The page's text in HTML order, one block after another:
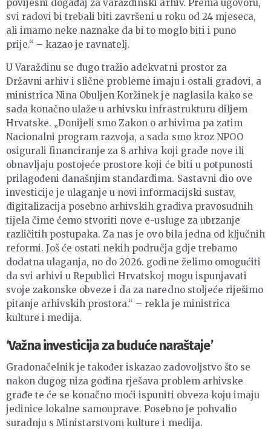
povijesni događaj za varaždinski arhiv. Prema ugovoru,
svi radovi bi trebali biti završeni u roku od 24 mjeseca,
ali imamo neke naznake da bi to moglo biti i puno
prije.“ – kazao je ravnatelj.
U Varaždinu se dugo tražio adekvatni prostor za
Državni arhiv i slične probleme imaju i ostali gradovi, a
ministrica Nina Obuljen Koržinek je naglasila kako se
sada konačno ulaže u arhivsku infrastrukturu diljem
Hrvatske. „Donijeli smo Zakon o arhivima pa zatim
Nacionalni program razvoja, a sada smo kroz NPOO
osigurali financiranje za 8 arhiva koji grade nove ili
obnavljaju postojeće prostore koji će biti u potpunosti
prilagođeni današnjim standardima. Sastavni dio ove
investicije je ulaganje u novi informacijski sustav,
digitalizacija posebno arhivskih gradiva pravosudnih
tijela čime ćemo stvoriti nove e-usluge za ubrzanje
različitih postupaka. Za nas je ovo bila jedna od ključnih
reformi. Još će ostati nekih područja gdje trebamo
dodatna ulaganja, no do 2026. godine želimo omogućiti
da svi arhivi u Republici Hrvatskoj mogu ispunjavati
svoje zakonske obveze i da za naredno stoljeće riješimo
pitanje arhivskih prostora.“ – rekla je ministrica
kulture i medija.
‘Važna investicija za buduće naraštaje’
Gradonačelnik je također iskazao zadovoljstvo što se
nakon dugog niza godina rješava problem arhivske
građe te će se konačno moći ispuniti obveza koju imaju
jedinice lokalne samouprave. Posebno je pohvalio
suradnju s Ministarstvom kulture i medija.